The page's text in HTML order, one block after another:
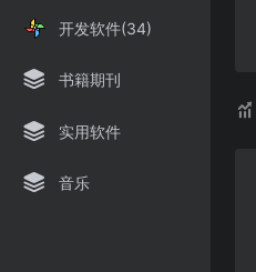
开发软件(34)
书籍期刊
实用软件
音乐